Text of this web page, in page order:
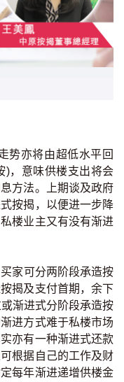
亦将由超低水平回
)，意味供楼支出将会
方法。上期谈及政府
按揭，以便进一步降
楼业主又有没有渐进
家可分两阶段承造按
揭及支付首期，余下
渐进式分阶段承造按
进方式难于私楼市场
亦有一种渐进式还款
根据自己的工作及财
每年渐进递增供楼金